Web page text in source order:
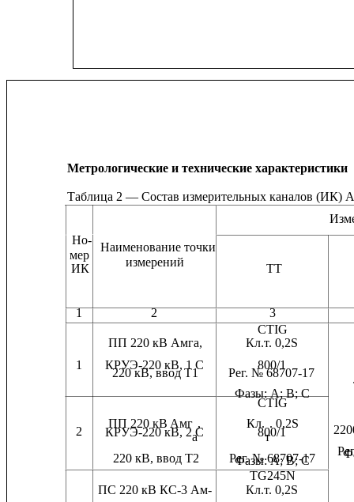
Метрологические и технические характеристики
мер
измерений
Таблица 2 — Состав измерительных каналов (ИК)
220 кВ, ввод Т1
CTIG
Рег. № 68707-17
2 КРУЭ-220 кВ, 2 С
CTIG
800/1
Фазы: А; В; С
TG245N
Но-
Наименование точки
ИК
1 2 3
ПП 220 кВ Амга, Кл.т.
1
КРУЭ-220 кВ, 1 С 800/1
Фазы: А; В; С
ПП 220 кВ Амг
а
, Кл.
т
. 0,2S
220 кВ, ввод Т2 Рег. № 68707-17
ПС 220 кВ КС-3 Ам- Кл.т. 0,2S